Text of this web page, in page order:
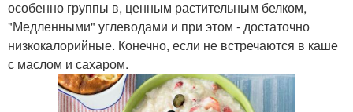
особенно группы в, ценным растительным белком,
"Медленными" углеводами и при этом - достаточно
низкокалорийные. Конечно, если не встречаются в каше
с маслом и сахаром.